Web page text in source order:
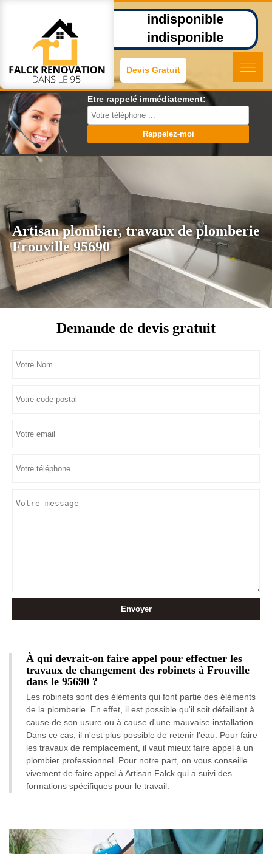
indisponible
indisponible
Devis Gratuit
Etre rappelé immédiatement:
Artisan plombier, travaux de plomberie
Frouville 95690
Demande de devis gratuit
À qui devrait-on faire appel pour effectuer les
travaux de changement des robinets à Frouville
dans le 95690 ?
Les robinets sont des éléments qui font partie des éléments
de la plomberie. En effet, il est possible qu'il soit défaillant à
cause de son usure ou à cause d'une mauvaise installation.
Dans ce cas, il n'est plus possible de retenir l'eau. Pour faire
les travaux de remplacement, il vaut mieux faire appel à un
plombier professionnel. Pour notre part, on vous conseille
vivement de faire appel à Artisan Falck qui a suivi des
formations spécifiques pour le travail.